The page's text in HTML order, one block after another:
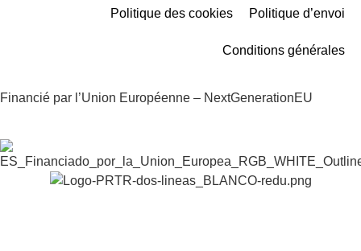
Politique des cookies Politique d’envoi
Conditions générales
Financié par l’Union Européenne – NextGenerationEU